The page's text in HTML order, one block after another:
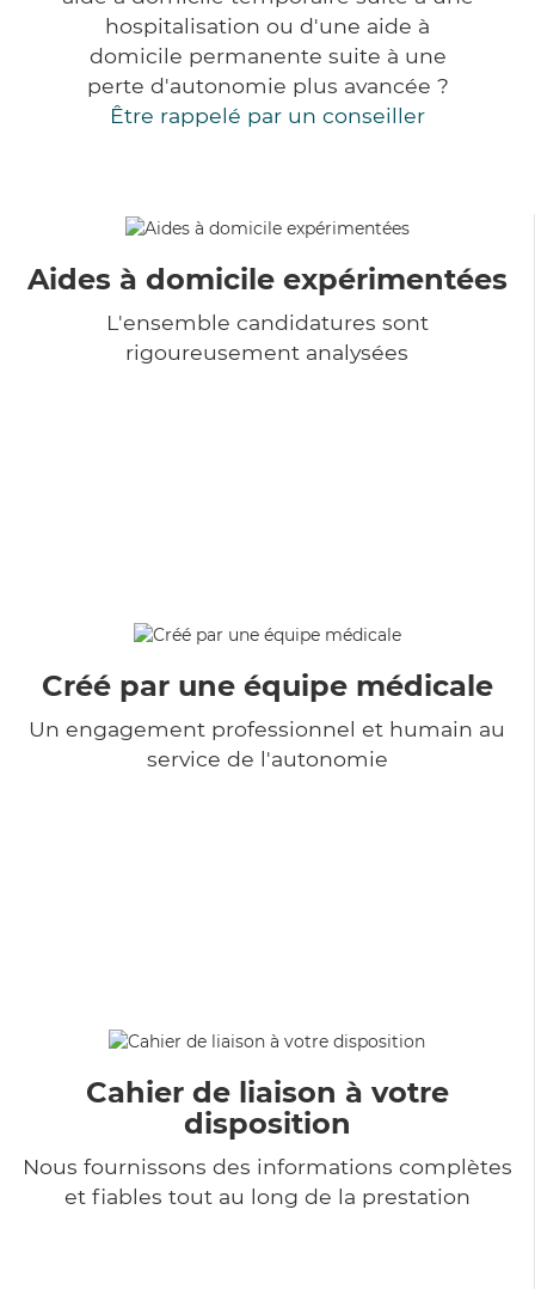
hospitalisation ou d'une aide à
domicile permanente suite à une
perte d'autonomie plus avancée ?
Être rappelé par un conseiller
Aides à domicile expérimentées
L'ensemble candidatures sont
rigoureusement analysées
Créé par une équipe médicale
Un engagement professionnel et humain au
service de l'autonomie
Cahier de liaison à votre
disposition
Nous fournissons des informations complètes
et fiables tout au long de la prestation